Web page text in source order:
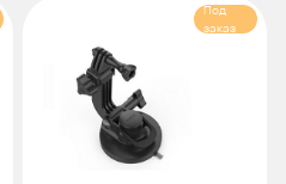
Под
заказ